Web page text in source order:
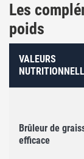
Les
poids
VALEURS
Brûleur de
efficace